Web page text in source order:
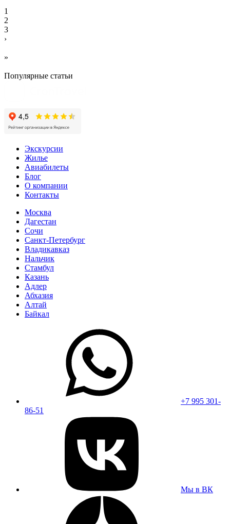
1
2
3
›
»
Популярные статьи
Экскурсии
Жилье
Авиабилеты
Блог
О компании
Контакты
Москва
Дагестан
Сочи
Санкт-Петербург
Владикавказ
Нальчик
Стамбул
Казань
Адлер
Абхазия
Алтай
Байкал
+7 995 301-
86-51
Мы в ВК